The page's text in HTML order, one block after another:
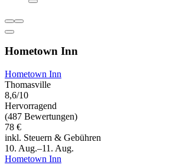
Hometown Inn
Hometown Inn
Thomasville
8,6/10
Hervorragend
(487 Bewertungen)
78 €
inkl. Steuern & Gebühren
10. Aug.–11. Aug.
Hometown Inn